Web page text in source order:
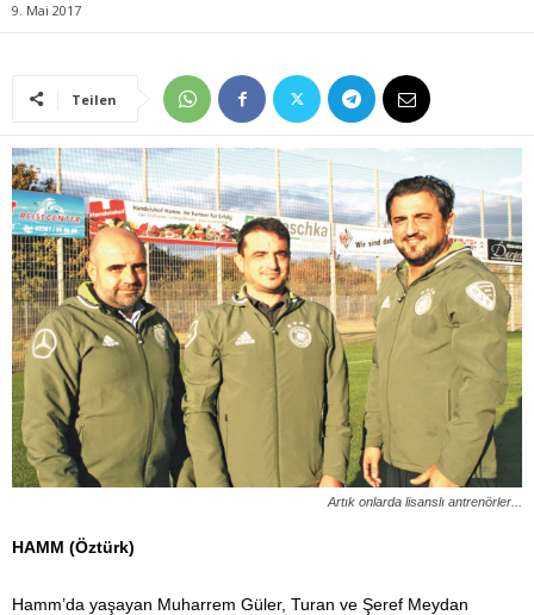
9. Mai 2017
Teilen
Artık onlarda lisanslı antrenörler...
HAMM (Öztürk)
Hamm’da yaşayan Muharrem Güler, Turan ve Şeref Meydan